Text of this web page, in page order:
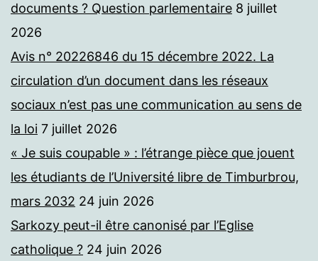
documents ? Question parlementaire 8 juillet
2026
Avis n° 20226846 du 15 décembre 2022. La
circulation d’un document dans les réseaux
sociaux n’est pas une communication au sens de
la loi 7 juillet 2026
« Je suis coupable » : l’étrange pièce que jouent
les étudiants de l’Université libre de Timburbrou,
mars 2032 24 juin 2026
Sarkozy peut-il être canonisé par l’Eglise
catholique ? 24 juin 2026